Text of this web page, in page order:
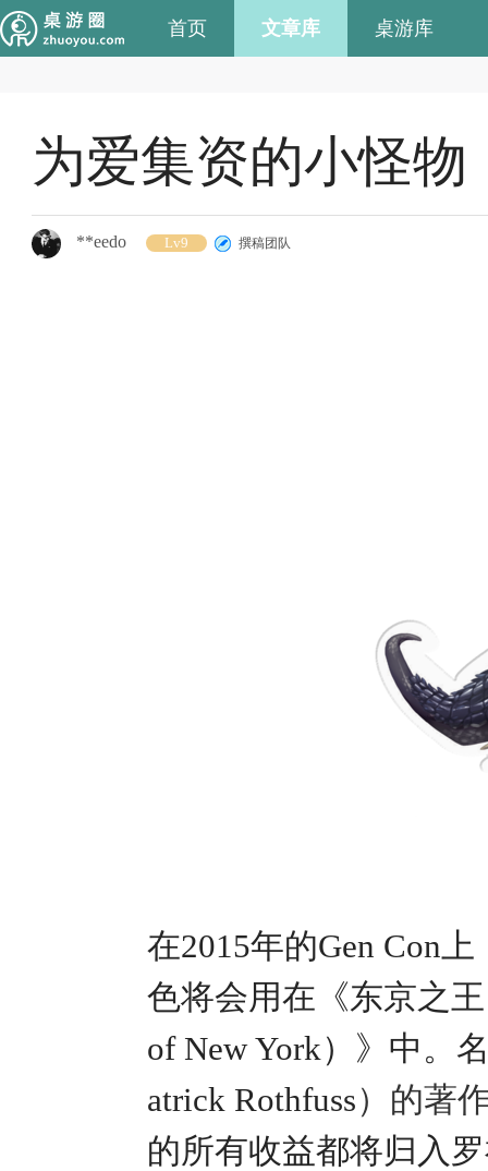
首页 文章库 桌游库
为爱集资的小怪物
**eedo Lv9 撰稿团队
在2015年的Gen Con上
色将会用在《东京之
of New York）》中。
atrick Rothfuss）的著
的所有收益都将归入